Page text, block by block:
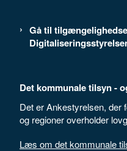
Gå til
Det kommunale tilsyn -
Det er Ankestyrelsen, der
og regioner overholder
Læs om det kommunale